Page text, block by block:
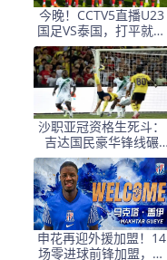
今晚！CCTV5直播U23
国足VS泰国，打平就出
线的世界性难题又来
了！毛伟杰能否出战
沙职亚冠资格生死斗：
吉达国民豪华锋线碾
压？布赖代合作客场破
局难
申花再迎外援加盟！14
场零进球前锋加盟，阿